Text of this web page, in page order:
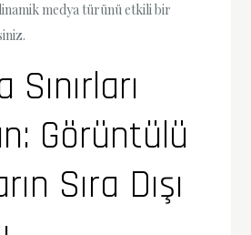
medya türünü etkili bir
Görüntülü
Sıra Dışı